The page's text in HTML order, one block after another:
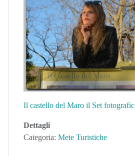
Il castello del Maro il Set
Dettagli
Categoria: Mete Turistiche